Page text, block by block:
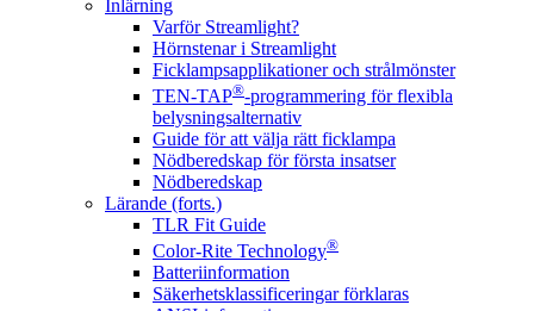
Inlärning
Varför Streamlight?
Hörnstenar i Streamlight
Ficklampsapplikationer och strålmönster
TEN-TAP®-programmering för flexibla
belysningsalternativ
Guide för att välja rätt ficklampa
Nödberedskap för första insatser
Nödberedskap
Lärande (forts.)
TLR Fit Guide
Color-Rite Technology®
Batteriinformation
Säkerhetsklassificeringar förklaras